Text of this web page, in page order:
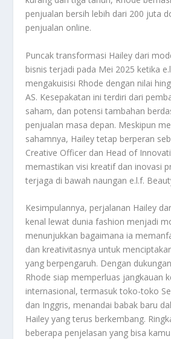
penjualan bersih lebih dari 200 juta
penjualan online.
Puncak transformasi Hailey dari
bisnis terjadi pada Mei 2025 ketika
mengakuisisi Rhode dengan nilai
AS. Kesepakatan ini terdiri dari
saham, dan potensi tambahan
penjualan masa depan. Meskipun
sahamnya, Hailey tetap berperan
Creative Officer dan Head of
memastikan visi kreatif dan inovasi
terjaga di bawah naungan e.l.f.
Kesimpulannya, perjalanan Hailey
kenal lewat dunia fashion menjadi
menunjukkan bagaimana ia
dan kreativitasnya untuk
yang berpengaruh. Dengan
Rhode siap memperluas jangkauan
internasional, termasuk toko-toko
dan Inggris, menandai babak baru
Hailey yang terus berkembang.
beberapa penjelasan yang bisa